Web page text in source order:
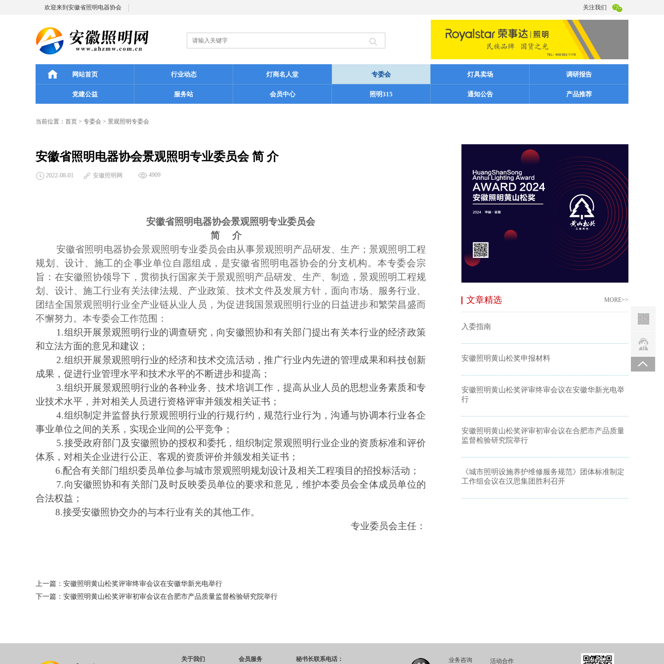
欢迎来到安徽省照明电器协会 关注我们
网站首页 行业动态 灯商名人堂 专委会 灯具卖场 调研报告
党建公益 服务站 会员中心 照明315 通知公告 产品推荐
当前位置： 首页 > 专委会 > 景观照明专委会
安徽省照明电器协会景观照明专业委员会 简 介
2022-08-01 安徽照明网 4909
安徽省照明电器协会景观照明专业委员会
简 介
安徽省照明电器协会景观照明专业委员会由从事景观照明产品研发、生产；景观照明工程
规划、设计、施工的企事业单位自愿组成，是安徽省照明电器协会的分支机构。本专委会宗
旨：在安徽照协领导下，贯彻执行国家关于景观照明产品研发、生产、制造，景观照明工程规
划、设计、施工行业有关法律法规、产业政策、技术文件及发展方针，面向市场、服务行业、
团结全国景观照明行业全产业链从业人员，为促进我国景观照明行业的日益进步和繁荣昌盛而
不懈努力。本专委会工作范围：
1.组织开展景观照明行业的调查研究，向安徽照协和有关部门提出有关本行业的经济政策
和立法方面的意见和建议；
2.组织开展景观照明行业的经济和技术交流活动，推广行业内先进的管理成果和科技创新
成果，促进行业管理水平和技术水平的不断进步和提高；
3.组织开展景观照明行业的各种业务、技术培训工作，提高从业人员的思想业务素质和专
业技术水平，并对相关人员进行资格评审并颁发相关证书；
4.组织制定并监督执行景观照明行业的行规行约，规范行业行为，沟通与协调本行业各企
事业单位之间的关系，实现企业间的公平竞争；
5.接受政府部门及安徽照协的授权和委托，组织制定景观照明行业企业的资质标准和评价
体系，对相关企业进行公正、客观的资质评价并颁发相关证书；
6.配合有关部门组织委员单位参与城市景观照明规划设计及相关工程项目的招投标活动；
7.向安徽照协和有关部门及时反映委员单位的要求和意见，维护本委员会全体成员单位的
合法权益；
8.接受安徽照协交办的与本行业有关的其他工作。
专业委员会主任：
上一篇： 安徽照明黄山松奖评审终审会议在安徽华新光电举行
下一篇： 安徽照明黄山松奖评审初审会议在合肥市产品质量监督检验研究院举行
文章精选 MORE>>
入委指南
安徽照明黄山松奖申报材料
安徽照明黄山松奖评审终审会议在安徽华新光电举
行
安徽照明黄山松奖评审初审会议在合肥市产品质量
监督检验研究院举行
《城市照明设施养护维修服务规范》团体标准制定
工作组会议在汉思集团胜利召开
关于我们 会员服务 秘书长联系电话： 业务咨询 活动合作